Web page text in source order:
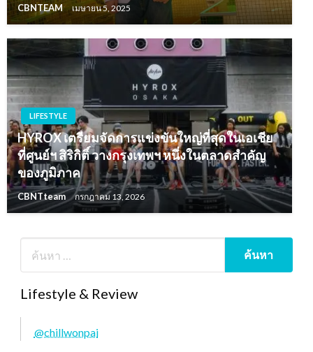
CBNTEAM เมษายน 5, 2025
LIFESTYLE
HYROX เตรียมจัดการแข่งขันใหญ่ที่สุดในเอเชีย
ที่ศูนย์ฯ สิริกิติ์ วางกรุงเทพฯ หนึ่งในตลาดสำคัญ
ของภูมิภาค
CBNTteam กรกฎาคม 13, 2026
Lifestyle & Review
@chillwonpai